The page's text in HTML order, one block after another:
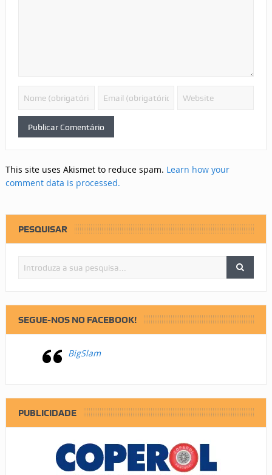
This site uses Akismet to reduce spam. Learn how your
comment data is processed.
PESQUISAR
SEGUE-NOS NO FACEBOOK!
BigSlam
PUBLICIDADE